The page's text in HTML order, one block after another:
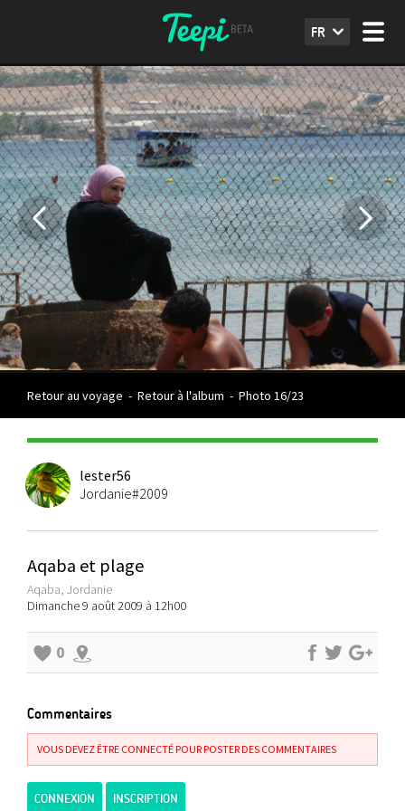
FR
Retour au voyage - Retour à l'album - Photo 16/23
lester56
Jordanie#2009
Aqaba et plage
Aqaba, Jordanie
Dimanche 9 août 2009 à 12h00
0
Commentaires
VOUS DEVEZ ÊTRE CONNECTÉ POUR POSTER DES COMMENTAIRES
CONNEXION INSCRIPTION